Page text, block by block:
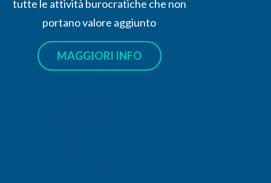
tutte le attività burocratiche che non
portano valore aggiunto
MAGGIORI INFO